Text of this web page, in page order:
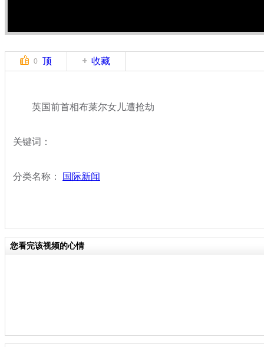
0 顶 收藏
英国前首相布莱尔女儿遭抢劫
关键词：
分类名称： 国际新闻
您看完该视频的心情